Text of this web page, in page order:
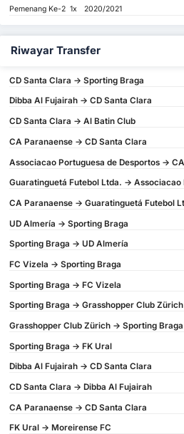
Pemenang Ke-2 1x 2020/2021
Riwayar Transfer
CD Santa Clara -> Sporting Braga
Dibba Al Fujairah -> CD Santa Clara
CD Santa Clara -> Al Batin Club
CA Paranaense -> CD Santa Clara
Associacao Portuguesa de Desportos ->
Guaratinguetá Futebol Ltda. ->
CA Paranaense -> Guaratinguetá Futebol
UD Almería -> Sporting Braga
Sporting Braga -> UD Almería
FC Vizela -> Sporting Braga
Sporting Braga -> FC Vizela
Sporting Braga -> Grasshopper Club Zürich
Grasshopper Club Zürich -> Sporting Braga
Sporting Braga -> FK Ural
Dibba Al Fujairah -> CD Santa Clara
CD Santa Clara -> Dibba Al Fujairah
CA Paranaense -> CD Santa Clara
FK Ural -> Moreirense FC